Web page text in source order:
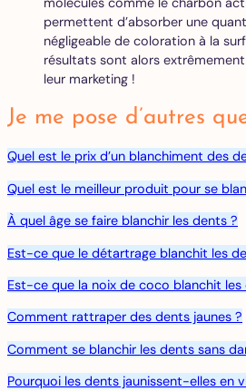
permettent d’absorber une
négligeable de coloration à la
résultats sont alors
leur marketing !
Je me pose d’autres
Quel est le prix d’un blanchiment des
Quel est le meilleur produit pour se
À quel âge se faire blanchir les dents ?
Est-ce que le détartrage blanchit les
Est-ce que la noix de coco blanchit les
Comment rattraper des dents jaunes ?
Comment se blanchir les dents sans
Pourquoi les dents jaunissent-elles en